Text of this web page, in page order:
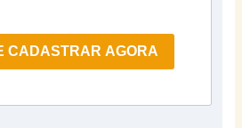
CADASTRAR AGORA